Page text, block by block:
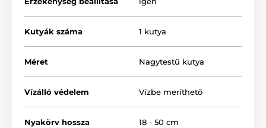
vevőegységgelvan ellátva, így egyaránt alkalmas
beltéri és kültéri használatra – esőben, hóban, vagy
3V-os lítium elemmel (CR2 típus) működik, amely
hónap üzemidőtbiztosít normál használat mellett.
Kutyák száma 1 kutya
Méret Nagytestű kutya
Vízálló védelem Vízbe meríthető
Nyakörv hossza 18 - 50 cm